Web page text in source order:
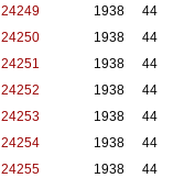
24249 1938 44
24250 1938 44
24251 1938 44
24252 1938 44
24253 1938 44
24254 1938 44
24255 1938 44